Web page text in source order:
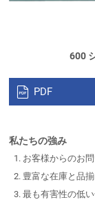
600
PDF
私たちの強み
お客様からのお
豊富な在庫と品
最も有害性の低